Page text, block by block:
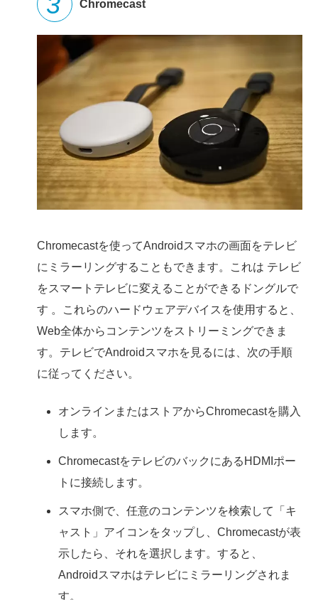
Chromecast
Chromecastを使ってAndroidスマホの画面をテレビ
にミラーリングすることもできます。これは テレビ
をスマートテレビに変えることができるドングルで
す 。これらのハードウェアデバイスを使用すると、
Web全体からコンテンツをストリーミングできま
す。テレビでAndroidスマホを見るには、次の手順
に従ってください。
オンラインまたはストアからChromecastを購入
します。
ChromecastをテレビのバックにあるHDMIポー
トに接続します。
スマホ側で、任意のコンテンツを検索して「キ
ャスト」アイコンをタップし、Chromecastが表
示したら、それを選択します。すると、
Androidスマホはテレビにミラーリングされま
す。